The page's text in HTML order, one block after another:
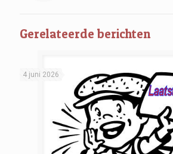
Gerelateerde berichten
4 juni 2026